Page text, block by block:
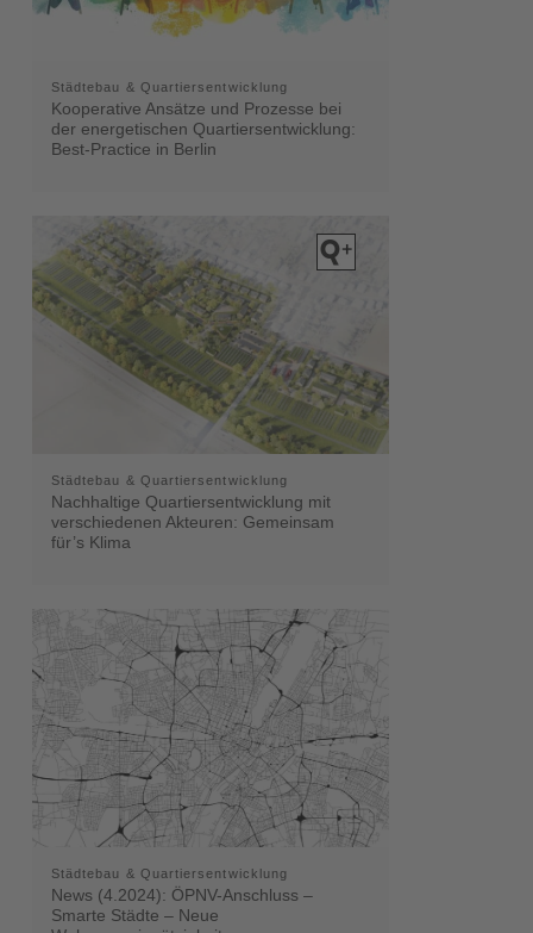
Städtebau & Quartiersentwicklung
Kooperative Ansätze und Prozesse bei
der energetischen Quartiersentwicklung:
Best-Practice in Berlin
Städtebau & Quartiersentwicklung
Nachhaltige Quartiersentwicklung mit
verschiedenen Akteuren: Gemeinsam
für’s Klima
Städtebau & Quartiersentwicklung
News (4.2024): ÖPNV-Anschluss –
Smarte Städte – Neue